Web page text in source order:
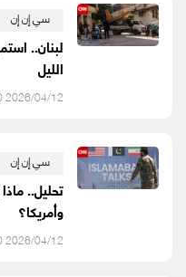
سي إن إن
لبنان..
الليل
2026/04/12 11:00 ص
سي إن إن
تحليل..
وأمريكا؟
2026/04/12 10:10 ص